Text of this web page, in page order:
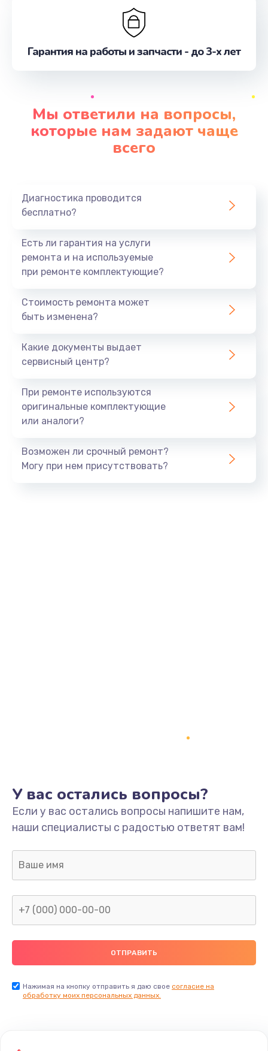
Гарантия на работы и запчасти - до 3-х лет
Мы ответили на вопросы,
которые нам задают чаще
всего
Диагностика проводится
бесплатно?
Есть ли гарантия на услуги
ремонта и на используемые
при ремонте комплектующие?
Стоимость ремонта может
быть изменена?
Какие документы выдает
сервисный центр?
При ремонте используются
оригинальные комплектующие
или аналоги?
Возможен ли срочный ремонт?
Могу при нем присутствовать?
У вас остались вопросы?
Если у вас остались вопросы напишите нам,
наши специалисты с радостью ответят вам!
Нажимая на кнопку отправить я даю свое согласие на
обработку моих персональных данных.